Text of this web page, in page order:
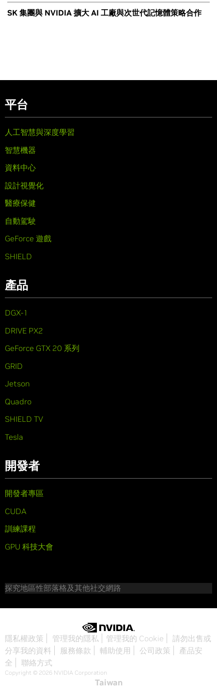
SK 集團與 NVIDIA 擴大 AI 工廠與次世代記憶體策略合作
平台
人工智慧與深度學習
智慧機器
資料中心
設計視覺化
醫療保健
自動駕駛
GeForce 遊戲
SHIELD
產品
DGX-1
DRIVE PX2
GeForce GTX 20 系列
GRID
Jetson
Quadro
SHIELD TV
Tesla
開發者
開發者專區
CUDA
訓練課程
GPU 科技大會
探究地區性部落格及其他社交網路
隱私權政策 管理我的隱私 管理我的 Cookie
請勿出售或
分享我的資料
服務條款 輔助使用 公司政策
產品安
全
聯絡方式
Copyright © 2026 NVIDIA Corporation
Taiwan